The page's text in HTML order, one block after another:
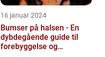
16 januar 2024
Bumser på halsen - En
dybdegående guide til
forebyggelse og